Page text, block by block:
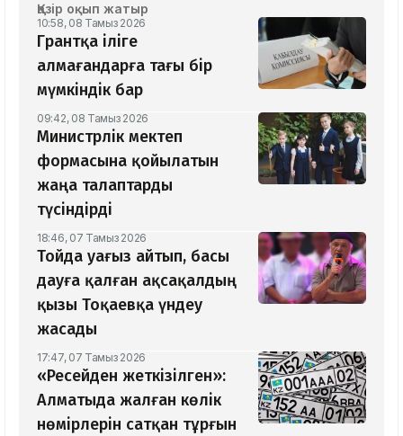
Қазір оқып жатыр
10:58, 08 Тамыз 2026
Грантқа іліге
алмағандарға тағы бір
мүмкіндік бар
09:42, 08 Тамыз 2026
Министрлік мектеп
формасына қойылатын
жаңа талаптарды
түсіндірді
18:46, 07 Тамыз 2026
Тойда уағыз айтып, басы
дауға қалған ақсақалдың
қызы Тоқаевқа үндеу
жасады
17:47, 07 Тамыз 2026
«Ресейден жеткізілген»:
Алматыда жалған көлік
нөмірлерін сатқан тұрғын